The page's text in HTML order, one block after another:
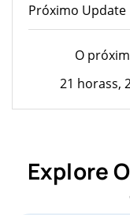
Próximo Update
O
21 horass,
Explore